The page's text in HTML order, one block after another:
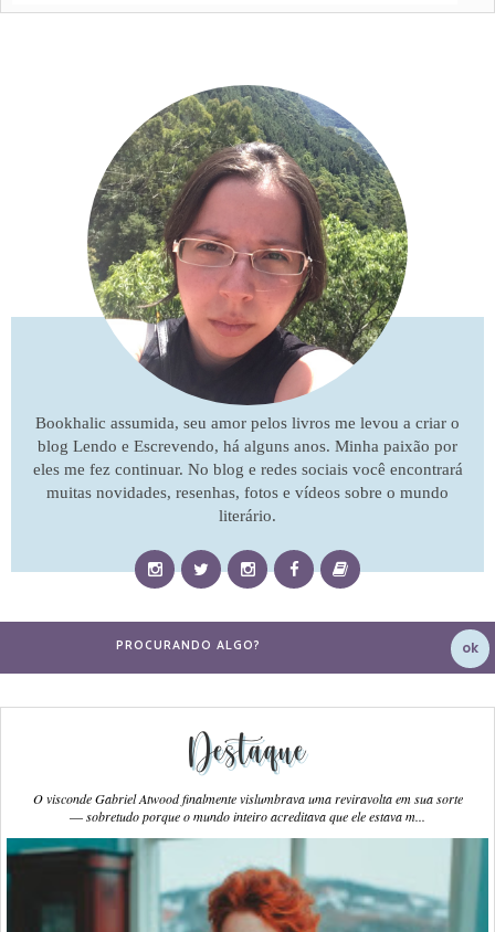
Bookhalic assumida, seu amor pelos livros me levou a criar o
blog Lendo e Escrevendo, há alguns anos. Minha paixão por
eles me fez continuar. No blog e redes sociais você encontrará
muitas novidades, resenhas, fotos e vídeos sobre o mundo
literário.
Destaque
O visconde Gabriel Atwood finalmente vislumbrava uma reviravolta em sua sorte
― sobretudo porque o mundo inteiro acreditava que ele estava m...